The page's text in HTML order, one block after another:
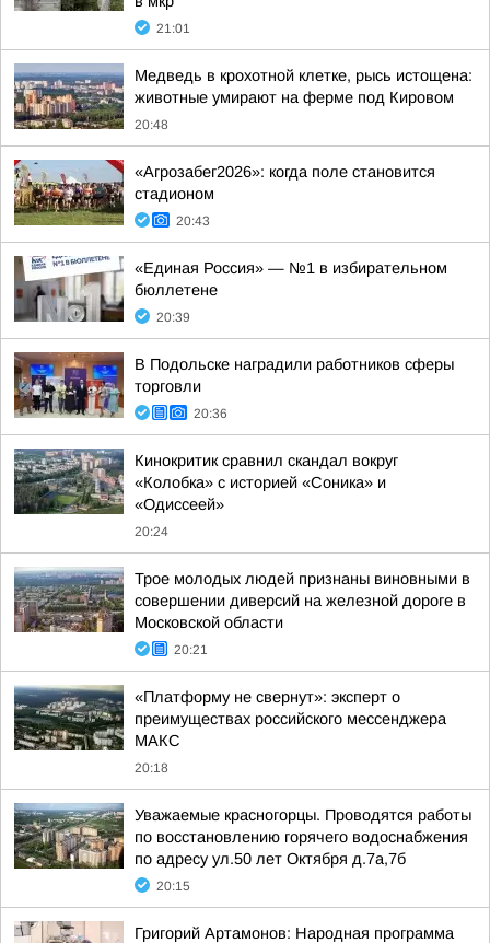
21:01
Медведь в крохотной клетке, рысь истощена:
животные умирают на ферме под Кировом
20:48
«Агрозабег2026»: когда поле становится
стадионом
20:43
«Единая Россия» — №1 в избирательном
бюллетене
20:39
В Подольске наградили работников сферы
торговли
20:36
Кинокритик сравнил скандал вокруг
«Колобка» с историей «Соника» и
«Одиссеей»
20:24
Трое молодых людей признаны виновными в
совершении диверсий на железной дороге в
Московской области
20:21
«Платформу не свернут»: эксперт о
преимуществах российского мессенджера
МАКС
20:18
Уважаемые красногорцы. Проводятся работы
по восстановлению горячего водоснабжения
по адресу ул.50 лет Октября д.7а,7б
20:15
Григорий Артамонов: Народная программа